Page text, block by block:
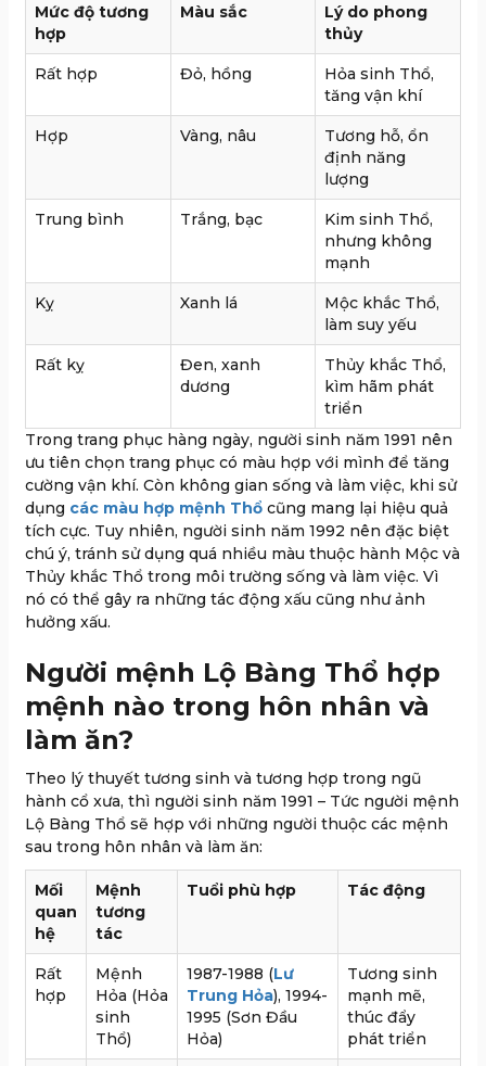
Mức độ tương
hợp
Màu sắc
Lý do phong
thủy
Rất hợp Đỏ, hồng
Hỏa sinh Thổ,
tăng vận khí
Hợp Vàng, nâu
Tương hỗ, ổn
định năng
lượng
Trung bình Trắng, bạc
Kim sinh Thổ,
nhưng không
mạnh
Kỵ Xanh lá
Mộc khắc Thổ,
làm suy yếu
Rất kỵ
Đen, xanh
dương
Thủy khắc Thổ,
kìm hãm phát
triển
Trong trang phục hàng ngày, người sinh năm 1991 nên
ưu tiên chọn trang phục có màu hợp với mình để tăng
cường vận khí. Còn không gian sống và làm việc, khi sử
dụng các màu hợp mệnh Thổ cũng mang lại hiệu quả
tích cực. Tuy nhiên, người sinh năm 1992 nên đặc biệt
chú ý, tránh sử dụng quá nhiều màu thuộc hành Mộc và
Thủy khắc Thổ trong môi trường sống và làm việc. Vì
nó có thể gây ra những tác động xấu cũng như ảnh
hưởng xấu.
Người mệnh Lộ Bàng Thổ hợp
mệnh nào trong hôn nhân và
làm ăn?
Theo lý thuyết tương sinh và tương hợp trong ngũ
hành cổ xưa, thì người sinh năm 1991 – Tức người mệnh
Lộ Bàng Thổ sẽ hợp với những người thuộc các mệnh
sau trong hôn nhân và làm ăn:
Mối
quan
hệ
Mệnh
tương
tác
Tuổi phù hợp Tác động
Rất
hợp
Mệnh
Hỏa (Hỏa
sinh
Thổ)
1987-1988 (Lư
Trung Hỏa), 1994-
1995 (Sơn Đầu
Hỏa)
Tương sinh
mạnh mẽ,
thúc đẩy
phát triển